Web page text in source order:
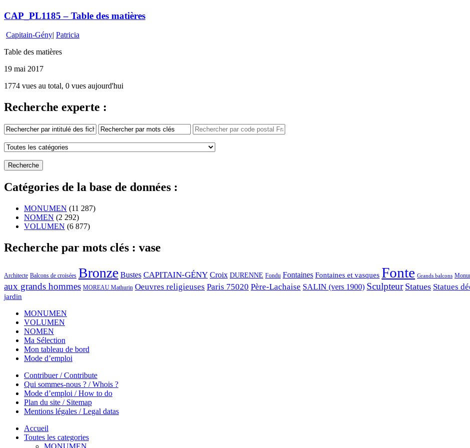
CAP_PL1185 – Table des matières
Capitain-Gény| Patricia
Table des matières
19 mai 2017
1774 vues au total, 0 vues aujourd'hui
Recherche experte :
Catégories de la base de données :
MONUMEN (11 287)
NOMEN (2 292)
VOLUMEN (6 877)
Recherche par mots clés : vase
Architecte Balcons de croisées Bronze Bustes CAPITAIN-GÉNY Croix DURENNE Fondu Fontaines Fontaines et vasques Fonte Grands balcons
aux grands hommes MOREAU Mathurin Oeuvres religieuses Paris 75020 Père-Lachaise SALIN (vers 1900) Sculpteur Statues Statues
jardin
MONUMEN
VOLUMEN
NOMEN
Ma Sélection
Mon tableau de bord
Mode d’emploi
Contribuer / Contribute
Qui sommes-nous ? / Whois ?
Mode d’emploi / How to do
Plan du site / Sitemap
Mentions légales / Legal datas
Accueil
Toutes les categories
MONUMEN